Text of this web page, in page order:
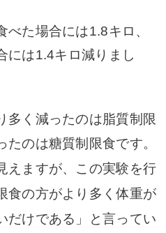
た場合には1.8キロ、
には1.4キロ減りまし
く減ったのは脂質制限
たのは糖質制限食です。
えますが、この実験を行
食の方がより多く体重が
だけである」と言ってい